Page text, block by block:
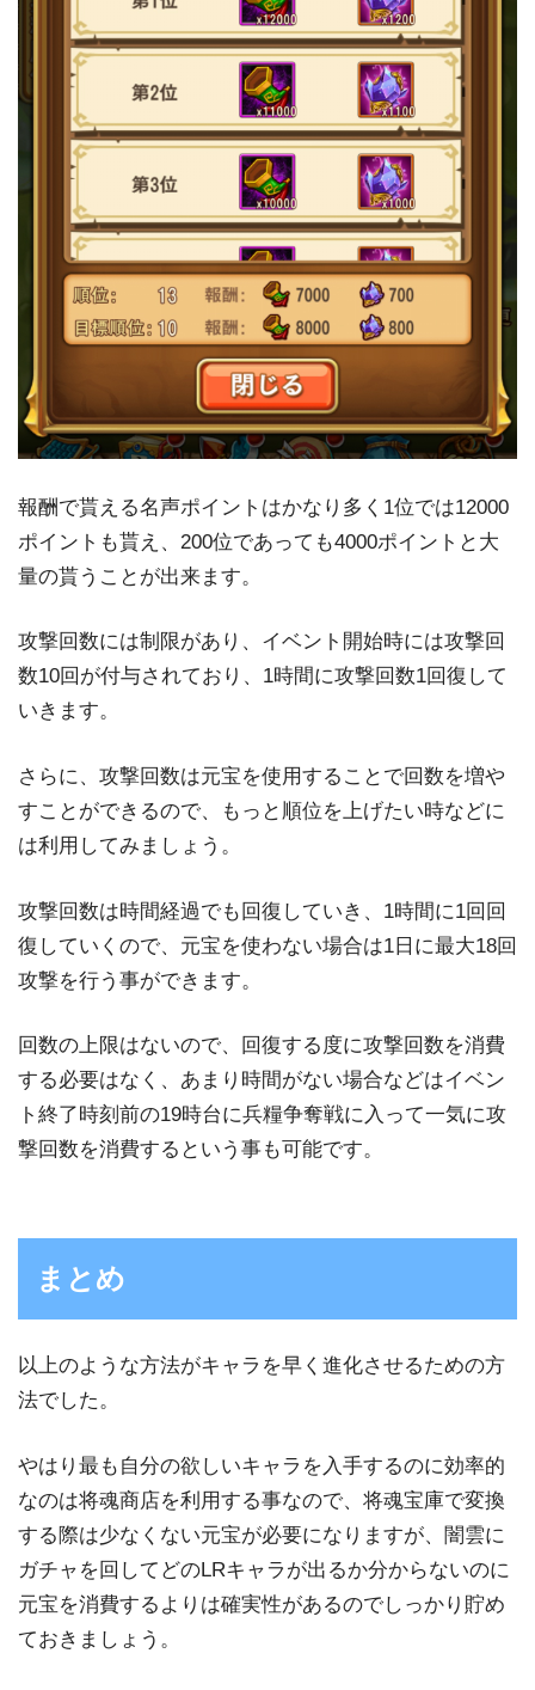
報酬で貰える名声ポイントはかなり多く1位では12000
ポイントも貰え、200位であっても4000ポイントと大
量の貰うことが出来ます。
攻撃回数には制限があり、イベント開始時には攻撃回
数10回が付与されており、1時間に攻撃回数1回復して
いきます。
さらに、攻撃回数は元宝を使用することで回数を増や
すことができるので、もっと順位を上げたい時などに
は利用してみましょう。
攻撃回数は時間経過でも回復していき、1時間に1回回
復していくので、元宝を使わない場合は1日に最大18回
攻撃を行う事ができます。
回数の上限はないので、回復する度に攻撃回数を消費
する必要はなく、あまり時間がない場合などはイベン
ト終了時刻前の19時台に兵糧争奪戦に入って一気に攻
撃回数を消費するという事も可能です。
まとめ
以上のような方法がキャラを早く進化させるための方
法でした。
やはり最も自分の欲しいキャラを入手するのに効率的
なのは将魂商店を利用する事なので、将魂宝庫で変換
する際は少なくない元宝が必要になりますが、闇雲に
ガチャを回してどのLRキャラが出るか分からないのに
元宝を消費するよりは確実性があるのでしっかり貯め
ておきましょう。